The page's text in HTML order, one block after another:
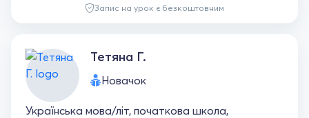
Запис на урок є безкоштовним
Тетяна Г.
Новачок
Українська мова/літ, початкова школа,